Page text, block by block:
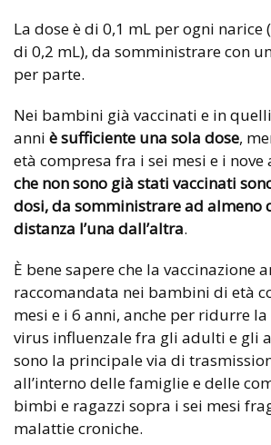
La dose è di 0,1 mL per ogni narice
di 0,2 mL), da somministrare con
per parte.
Nei bambini già vaccinati e in
anni è sufficiente una sola dose,
età compresa fra i sei mesi e i nove
che non sono già stati vaccinati
dosi,da somministrare ad almeno
distanza l’una dall’altra.
È bene sapere che la vaccinazione
raccomandata nei bambini di età
mesi e i 6 anni, anche per ridurre
virus influenzale fra gli adulti e gli
sono la principale via di
all’interno delle famiglie e delle
bimbi e ragazzi sopra i sei mesi
malattie croniche.